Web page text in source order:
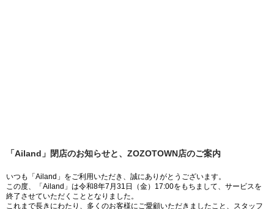
「Ailand」閉店のお知らせと、ZOZOTOWN店のご案内
いつも「Ailand」をご利用いただき、誠にありがとうございます。
この度、「Ailand」は令和8年7月31日（金）17:00をもちまして、サービスを
終了させていただくこととなりました。
これまで長きにわたり、多くのお客様にご愛顧いただきましたこと、スタッフ